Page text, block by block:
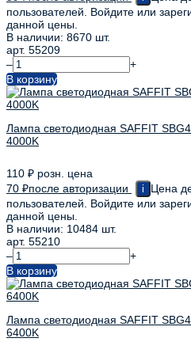
пользователей. Войдите или
данной цены.
В наличии: 8670 шт.
арт. 55209
–
+
В корзину
Лампа светодиодная SAFFIT
4000K
110 ₽ розн. цена
70 ₽после авторизации i
Цена
пользователей. Войдите или
данной цены.
В наличии: 10484 шт.
арт. 55210
–
+
В корзину
Лампа светодиодная SAFFIT
6400K